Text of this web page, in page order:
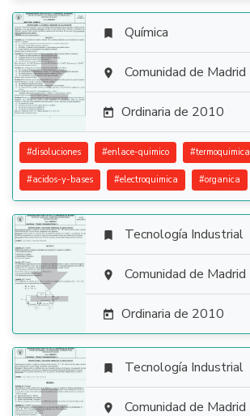

 Química
 Comunidad de Madrid
 Ordinaria de 2010
#disoluciones #enlace-quimico #termoquimica
#acidos-y-bases #electroquimica #organica

 Tecnología Industrial
 Comunidad de Madrid
 Ordinaria de 2010
 Tecnología Industrial
 Comunidad de Madrid